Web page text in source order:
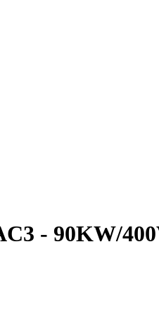
- 90KW/